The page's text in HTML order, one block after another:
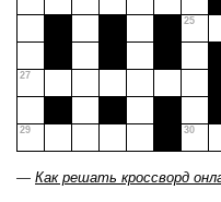
25
27
29 30
— Как решать кроссворд